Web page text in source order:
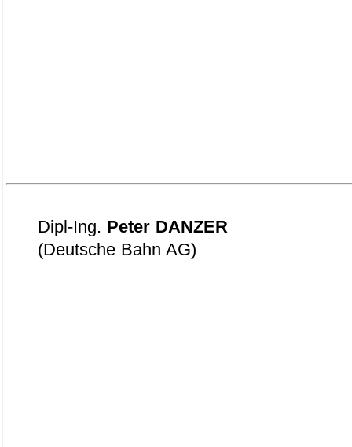
Dipl-Ing. Peter DANZER
(Deutsche Bahn AG)